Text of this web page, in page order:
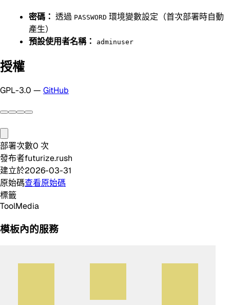
密碼： 透過 PASSWORD 環境變數設定（首次部署時自動
產生）
預設使用者名稱：
adminuser
授權
GPL-3.0 — GitHub
部署次數0 次
發布者futurize.rush
建立於2026-03-31
原始碼查看原始碼
標籤
ToolMedia
模板內的服務